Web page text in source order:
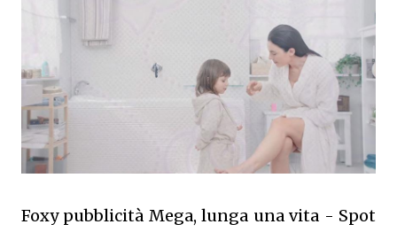
Foxy pubblicità Mega, lunga una vita - Spot